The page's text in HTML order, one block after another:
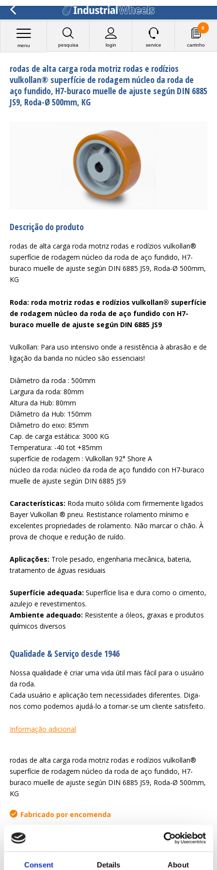
Consent Details About
pesquisa login
menu service carrinho
0
rodas de alta carga roda motriz rodas e rodízios
vulkollan® superfície de rodagem núcleo da roda de
aço fundido, H7-buraco muelle de ajuste según DIN 6885
JS9, Roda-Ø 500mm, KG
Descrição do produto
rodas de alta carga roda motriz rodas e rodízios vulkollan®
superfície de rodagem núcleo da roda de aço fundido, H7-
buraco muelle de ajuste según DIN 6885 JS9, Roda-Ø 500mm,
KG
Roda: roda motriz rodas e rodízios vulkollan® superfície
de rodagem núcleo da roda de aço fundido con H7-
buraco muelle de ajuste según DIN 6885 JS9
Vulkollan: Para uso intensivo onde a resistência à abrasão e de
ligação da banda no núcleo são essenciais!
Diâmetro da roda : 500mm
Largura da roda: 80mm
Altura da Hub: 80mm
Diâmetro da Hub: 150mm
Diâmetro do eixo: 85mm
Cap. de carga estática: 3000 KG
Temperatura: -40 tot +85mm
superfície de rodagem : Vulkollan 92° Shore A
núcleo da roda: núcleo da roda de aço fundido con H7-buraco
muelle de ajuste según DIN 6885 JS9
Características: Roda muito sólida com firmemente ligados
Bayer Vulkollan ® pneu. Restistance rolamento mínimo e
excelentes propriedades de rolamento. Não marcar o chão. À
prova de choque e redução de ruído.
Aplicações: Trole pesado, engenharia mecânica, bateria,
tratamento de águas residuais
Superfície adequada: Superfície lisa e dura como o cimento,
azulejo e revestimentos.
Ambiente adequado: Resistente a óleos, graxas e produtos
químicos diversos
Qualidade & Serviço desde 1946
Nossa qualidade é criar uma vida útil mais fácil para o usuário
da roda.
Cada usuário e aplicação tem necessidades diferentes. Diga-
nos como podemos ajudá-lo a tornar-se um cliente satisfeito.
Informação adicional
rodas de alta carga roda motriz rodas e rodízios vulkollan®
superfície de rodagem núcleo da roda de aço fundido, H7-
buraco muelle de ajuste según DIN 6885 JS9, Roda-Ø 500mm,
KG
Fabricado por encomenda